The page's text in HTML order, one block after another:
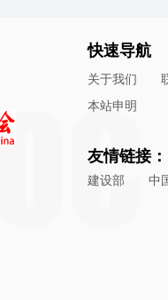
快速导航
关于我们
本站申明
友情链接：
建设部 中